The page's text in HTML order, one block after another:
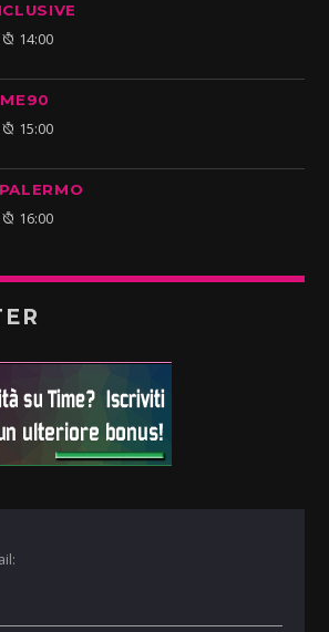
14:00
15:00
16:00